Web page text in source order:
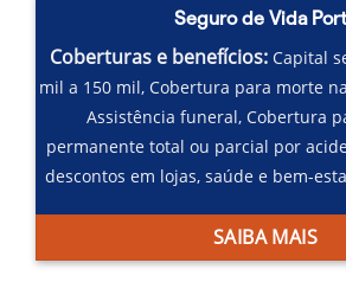
Seguro de Vida
Coberturas e benefícios: Capital
mil a 150 mil, Cobertura para morte
Assistência funeral,Cobertura
permanente total ou parcial por
descontos em lojas, saúde e bem-
SAIBA MAIS